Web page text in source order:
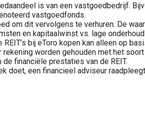
is van een vastgoedbedrijf.
vastgoedfonds.
om dit vervolgens te verhuren. De
en kapitaalwinst vs. lage
bij eToro kopen kan alleen op
worden gehouden met het
financiële prestaties van de REIT.
doet, een financieel adviseur